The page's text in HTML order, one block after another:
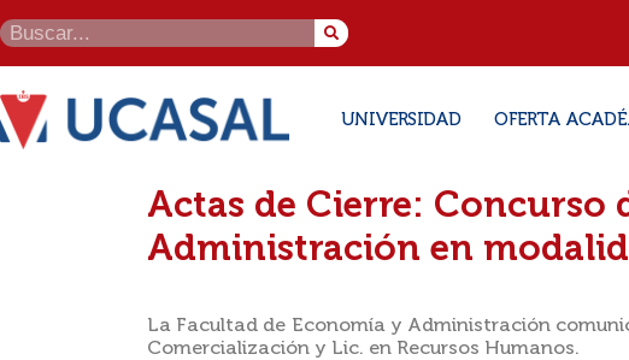
UNIVERSIDAD OFERTA
Actas de Cierre: Concurso
Administración en
La Facultad de Economía y Administración
Comercialización y Lic. en Recursos Humanos.